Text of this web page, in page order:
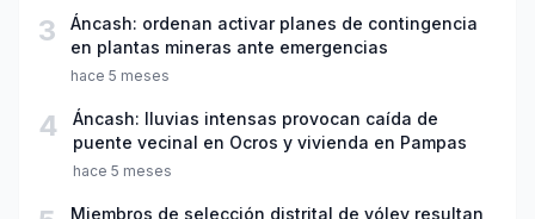
3
Áncash: ordenan activar planes de contingencia
en plantas mineras ante emergencias
hace 5 meses
4
Áncash: lluvias intensas provocan caída de
puente vecinal en Ocros y vivienda en Pampas
hace 5 meses
Miembros de selección distrital de vóley resultan